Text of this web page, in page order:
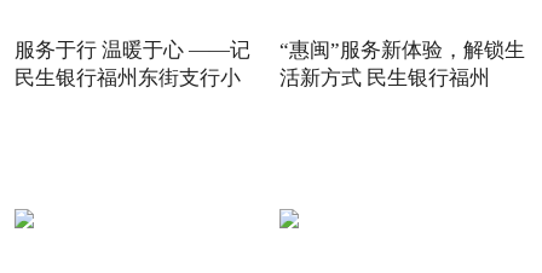
服务于行 温暖于心 ——记
民生银行福州东街支行小
“惠闽”服务新体验，解锁生
活新方式 民生银行福州